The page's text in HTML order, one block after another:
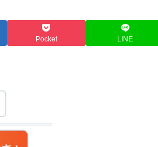
Pocket LINE